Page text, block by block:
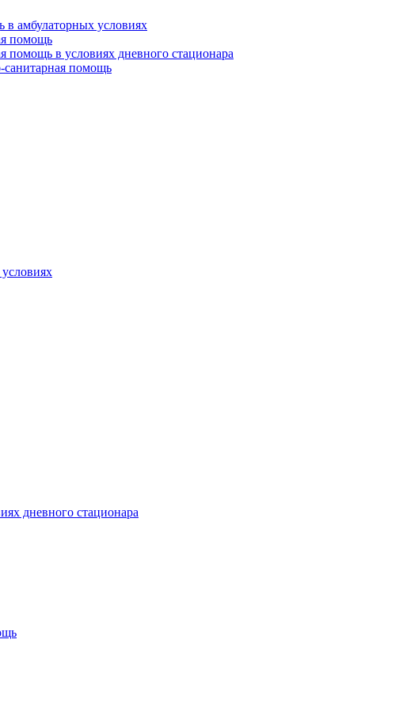
в амбулаторных условиях
помощь
помощь в условиях дневного стационара
санитарная помощь
дневного стационара